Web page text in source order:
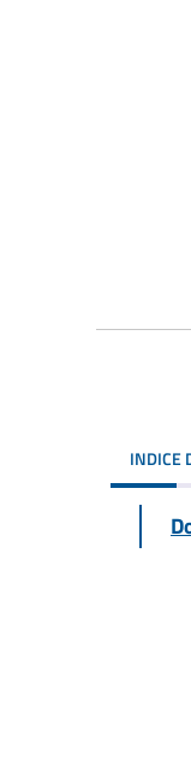
INDICE